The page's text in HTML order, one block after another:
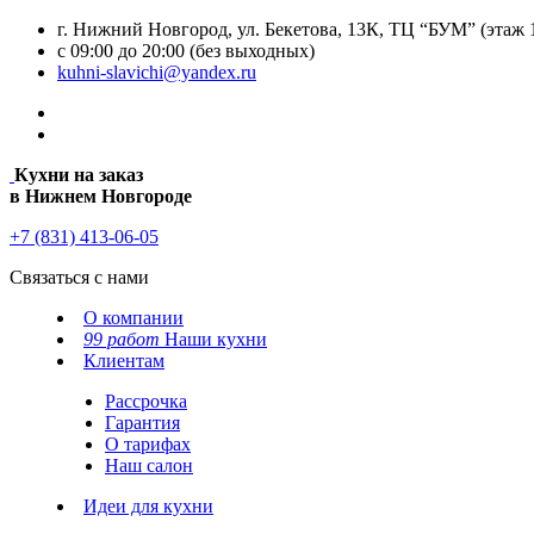
г. Нижний Новгород, ул. Бекетова, 13К, ТЦ “БУМ” (этаж
с 09:00 до 20:00 (без выходных)
kuhni-slavichi@yandex.ru
Кухни на заказ
в Нижнем Новгороде
+7 (831) 413-06-05
Связаться с нами
О компании
99 работ Наши кухни
Клиентам
Рассрочка
Гарантия
О тарифах
Наш салон
Идеи для кухни